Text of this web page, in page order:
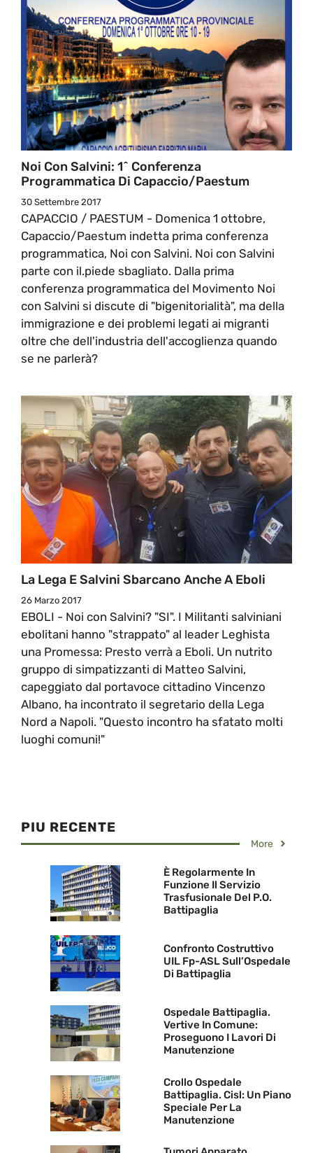
Noi Con Salvini: 1^ Conferenza
Programmatica Di Capaccio/Paestum
30 Settembre 2017
CAPACCIO / PAESTUM - Domenica 1 ottobre,
Capaccio/Paestum indetta prima conferenza
programmatica, Noi con Salvini. Noi con Salvini
parte con il.piede sbagliato. Dalla prima
conferenza programmatica del Movimento Noi
con Salvini si discute di "bigenitorialità", ma della
immigrazione e dei problemi legati ai migranti
oltre che dell'industria dell'accoglienza quando
se ne parlerà?
La Lega E Salvini Sbarcano Anche A Eboli
26 Marzo 2017
EBOLI - Noi con Salvini? "SI". I Militanti salviniani
ebolitani hanno "strappato" al leader Leghista
una Promessa: Presto verrà a Eboli. Un nutrito
gruppo di simpatizzanti di Matteo Salvini,
capeggiato dal portavoce cittadino Vincenzo
Albano, ha incontrato il segretario della Lega
Nord a Napoli. "Questo incontro ha sfatato molti
luoghi comuni!"
PIU RECENTE
More
È Regolarmente In
Funzione Il Servizio
Trasfusionale Del P.O.
Battipaglia
Confronto Costruttivo
UIL Fp-ASL Sull’Ospedale
Di Battipaglia
Ospedale Battipaglia.
Vertive In Comune:
Proseguono I Lavori Di
Manutenzione
Crollo Ospedale
Battipaglia. Cisl: Un Piano
Speciale Per La
Manutenzione